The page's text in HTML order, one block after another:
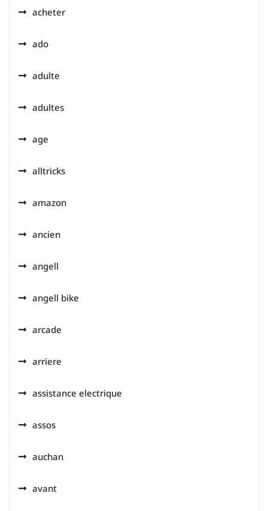
acheter
ado
adulte
adultes
age
alltricks
amazon
ancien
angell
angell bike
arcade
arriere
assistance electrique
assos
auchan
avant